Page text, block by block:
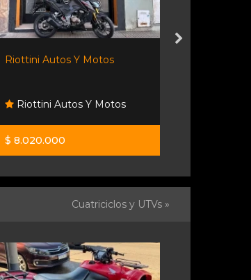
Riottini Autos Y Motos
Riottini Autos Y Motos
$ 8.020.000
Cuatriciclos y UTVs »